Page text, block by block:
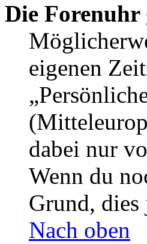
Die Forenuhr
eigenen
dabei nur
Wenn du
Grund,
Nach oben